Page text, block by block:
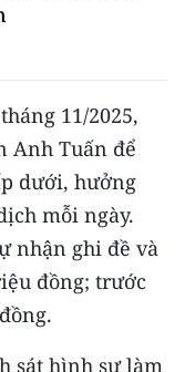
11/2025,
Anh Tuấn để
dưới, hưởng
mỗi ngày.
nhận ghi đề và
đồng; trước
sát hình sự làm